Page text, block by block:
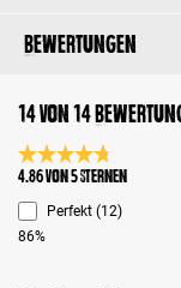
Bewertungen
14 von 14
Durchschnittliche
4.86 von 5 Sternen
Perfekt (12)
86%